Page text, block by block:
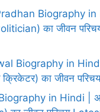
Biography in
का जीवन
Biography in
क्रिकेटर) का जीवन
in Hindi |